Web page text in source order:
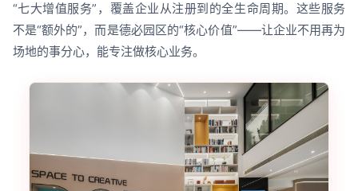
“七大增值服务”，覆盖企业从注册到的全生命周期。这些服务
不是“额外的”，而是德必园区的“核心价值”——让企业不用再为
场地的事分心，能专注做核心业务。